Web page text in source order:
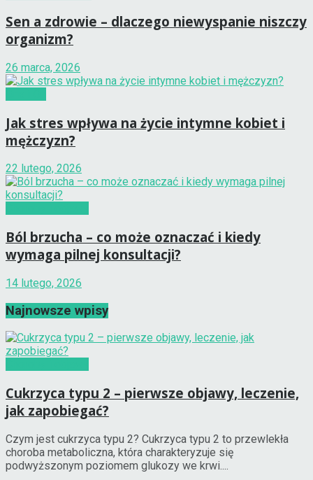
Sen a zdrowie – dlaczego niewyspanie niszczy
organizm?
26 marca, 2026
Jak stres wpływa na życie intymne kobiet i
mężczyzn?
22 lutego, 2026
Ból brzucha – co może oznaczać i kiedy
wymaga pilnej konsultacji?
14 lutego, 2026
Najnowsze wpisy
Cukrzyca typu 2 – pierwsze objawy, leczenie,
jak zapobiegać?
Czym jest cukrzyca typu 2? Cukrzyca typu 2 to przewlekła
choroba metaboliczna, która charakteryzuje się
podwyższonym poziomem glukozy we krwi....